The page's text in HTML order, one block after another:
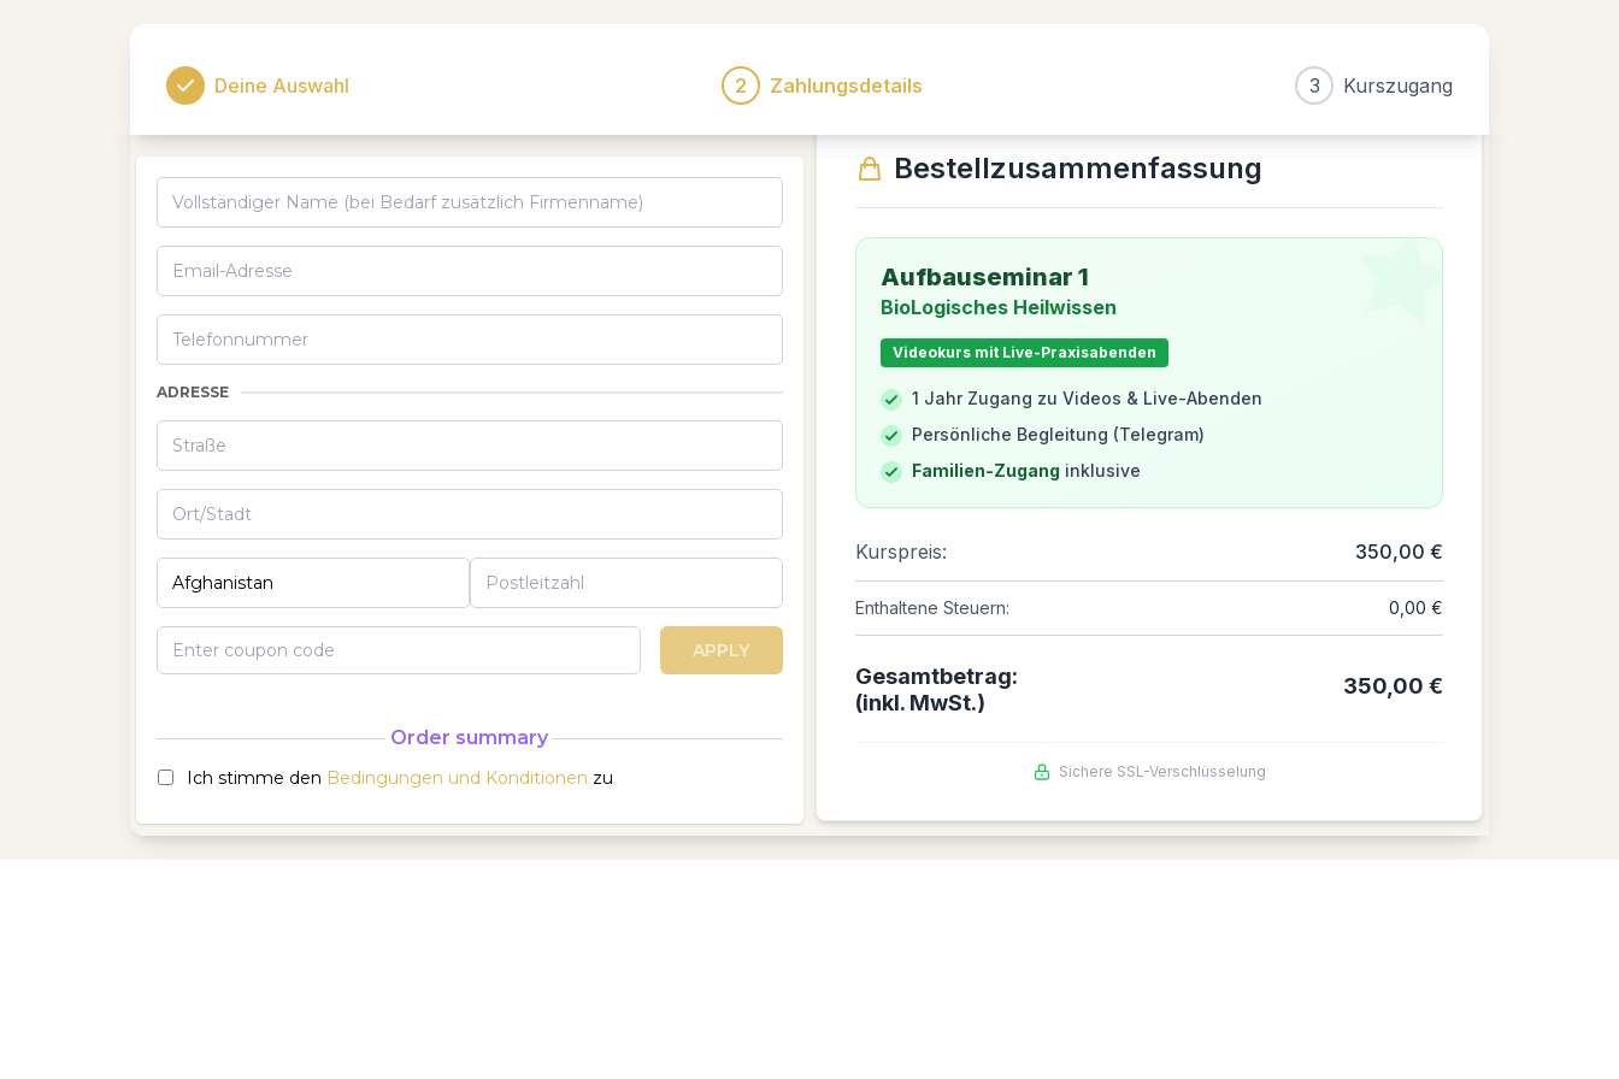
ADRESSE
APPLY
Order summary
Ich stimme den Bedingungen und Konditionen zu
Bestellzusammenfassung
Aufbauseminar 1
BioLogisches Heilwissen
Videokurs mit Live-Praxisabenden
1 Jahr Zugang zu Videos & Live-Abenden
Persönliche Begleitung (Telegram)
Familien-Zugang inklusive
Kurspreis: 350,00 €
Enthaltene Steuern: 0,00 €
Gesamtbetrag:
(inkl. MwSt.)
350,00 €
Sichere SSL-Verschlüsselung
Deine Auswahl 2 Zahlungsdetails 3 Kurszugang